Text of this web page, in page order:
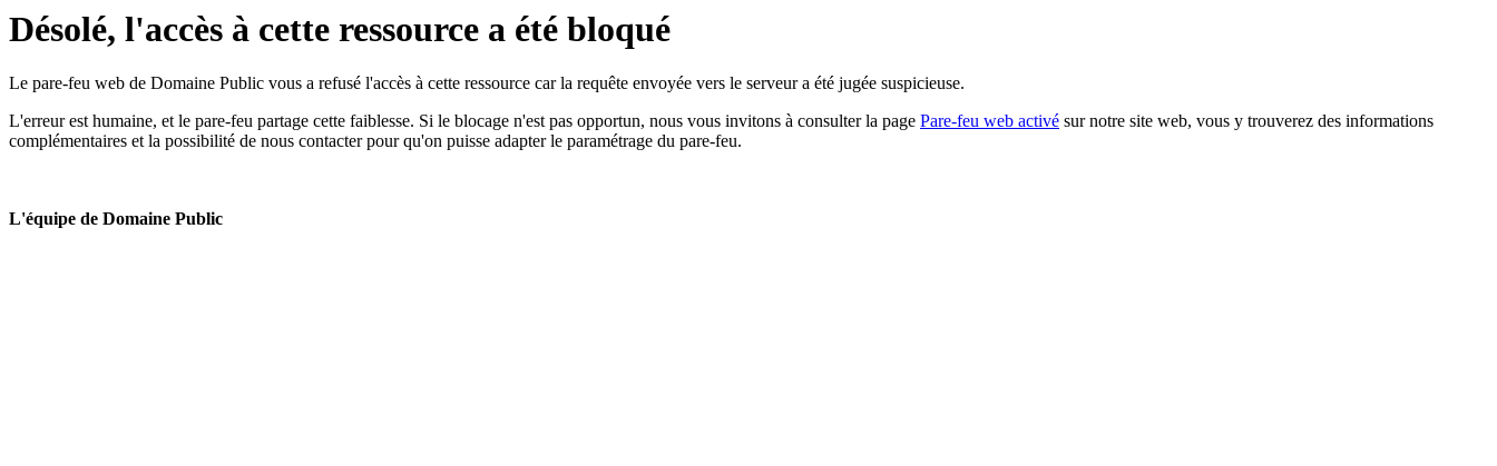
Désolé, l'accès à cette ressource a été bloqué
Le pare-feu web de Domaine Public vous a refusé l'accès à cette ressource car la requête envoyée vers le serveur a été jugée suspicieuse.
L'erreur est humaine, et le pare-feu partage cette faiblesse. Si le blocage n'est pas opportun, nous vous invitons à consulter la page Pare-feu web activé sur notre site web, vous y trouverez des informations
complémentaires et la possibilité de nous contacter pour qu'on puisse adapter le paramétrage du pare-feu.
L'équipe de Domaine Public